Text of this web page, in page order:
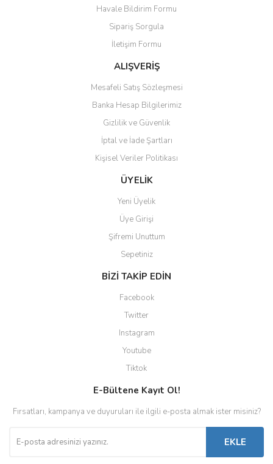
Ürün bilgilerinde hatalar bulunuyor.
Ürün fiyatı diğer sitelerden daha pahalı.
Bu ürüne benzer farklı alternatifler olmalı.
Gönder
Havale Bildirim Formu
Sipariş Sorgula
İletişim Formu
ALIŞVERİŞ
Mesafeli Satış Sözleşmesi
Banka Hesap Bilgilerimiz
Gizlilik ve Güvenlik
İptal ve İade Şartları
Kişisel Veriler Politikası
ÜYELİK
Yeni Üyelik
Üye Girişi
Şifremi Unuttum
Sepetiniz
BİZİ TAKİP EDİN
Facebook
Twitter
Instagram
Youtube
Tiktok
E-Bültene Kayıt Ol!
Fırsatları, kampanya ve duyuruları ile ilgili e-posta almak ister misiniz?
EKLE